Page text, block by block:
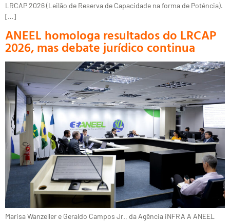
LRCAP 2026 (Leilão de Reserva de Capacidade na forma de Potência).
[…]
ANEEL homologa resultados do LRCAP
2026, mas debate jurídico continua
Marisa Wanzeller e Geraldo Campos Jr., da Agência iNFRA A ANEEL